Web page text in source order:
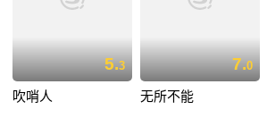
5.3
吹哨人
7.0
无所不能